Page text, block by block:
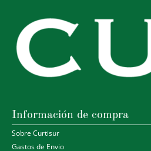
Información de compra
Sobre Curtisur
Gastos de Envio